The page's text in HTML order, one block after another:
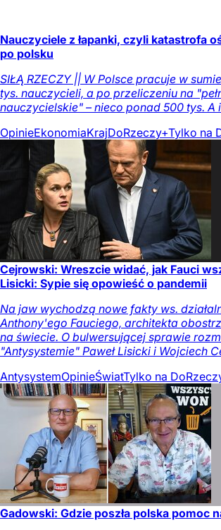
Nauczyciele z łapanki, czyli katastrofa
po polsku
SIŁĄ RZECZY || W Polsce pracuje w
tys. nauczycieli, a po przeliczeniu na
nauczycielskie" – nieco ponad 500 tys. A
OpinieEkonomiaKrajDoRzeczy+Tylko na
Cejrowski: Wreszcie widać, jak Fauci
Lisicki: Sypie się opowieść o pandemii
Na jaw wychodzą nowe fakty ws.
Anthony'ego Fauciego, architekta
na świecie. O bulwersującej sprawie
"Antysystemie" Paweł Lisicki i Wojciech
AntysystemOpinieŚwiatTylko na
Gadowski: Gdzie poszła polska pomoc